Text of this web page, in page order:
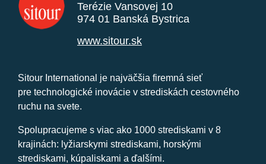
Terézie Vansovej 10
974 01 Banská Bystrica
www.sitour.sk
Sitour International je najväčšia firemná sieť
pre technologické inovácie v strediskách cestovného
ruchu na svete.
Spolupracujeme s viac ako 1000 strediskami v 8
krajinách: lyžiarskymi strediskami, horskými
strediskami, kúpaliskami a ďalšími.